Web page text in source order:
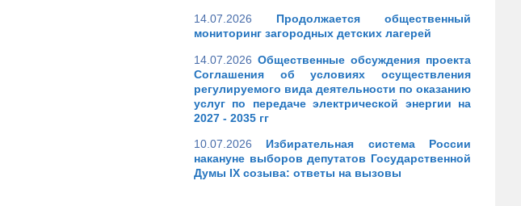
14.07.2026
Продолжается общественный
мониторинг загородных детских лагерей
14.07.2026 Общественные обсуждения проекта
Соглашения об условиях осуществления
регулируемого вида деятельности по оказанию
услуг по передаче электрической энергии на
2027 - 2035 гг
10.07.2026
Избирательная система России
накануне выборов депутатов Государственной
Думы IX созыва: ответы на вызовы